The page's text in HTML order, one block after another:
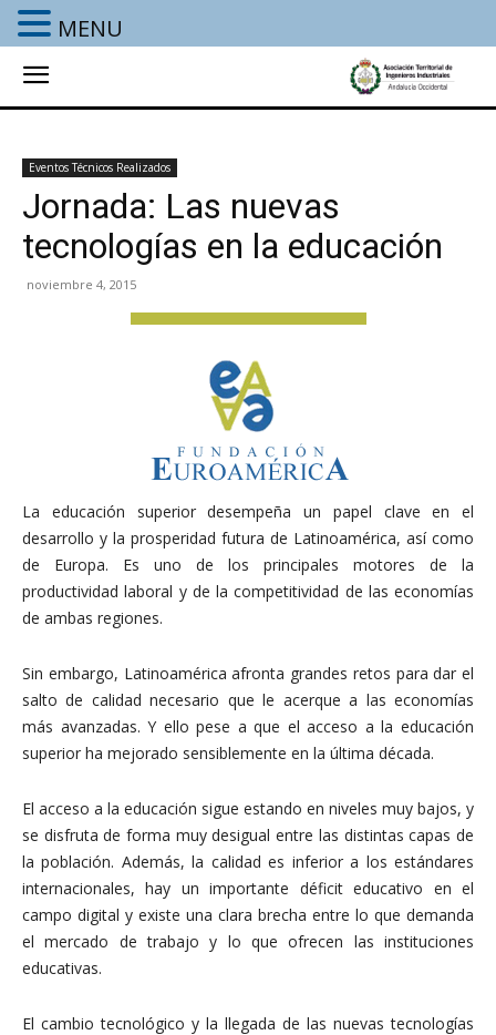
Eventos Técnicos Realizados
Jornada: Las nuevas
tecnologías en la educación
noviembre 4, 2015
La educación superior desempeña un papel clave en el
desarrollo y la prosperidad futura de Latinoamérica, así como
de Europa. Es uno de los principales motores de la
productividad laboral y de la competitividad de las economías
de ambas regiones.
Sin embargo, Latinoamérica afronta grandes retos para dar el
salto de calidad necesario que le acerque a las economías
más avanzadas. Y ello pese a que el acceso a la educación
superior ha mejorado sensiblemente en la última década.
El acceso a la educación sigue estando en niveles muy bajos, y
se disfruta de forma muy desigual entre las distintas capas de
la población. Además, la calidad es inferior a los estándares
internacionales, hay un importante déficit educativo en el
campo digital y existe una clara brecha entre lo que demanda
el mercado de trabajo y lo que ofrecen las instituciones
educativas.
El cambio tecnológico y la llegada de las nuevas tecnologías
MENU